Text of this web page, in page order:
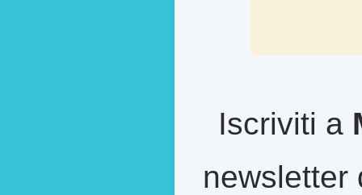
Iscriviti a
newsletter